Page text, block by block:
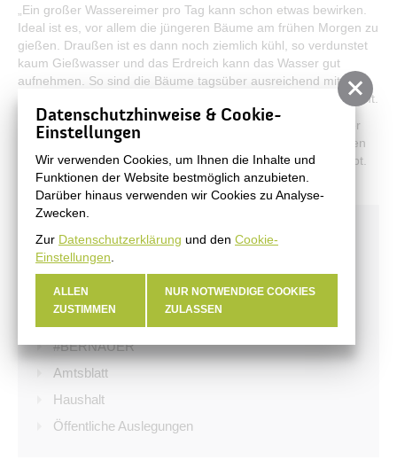
„Ein großer Wassereimer pro Tag kann schon etwas bewirken.
Ideal ist es, vor allem die jüngeren Bäume am frühen Morgen zu
gießen. Draußen ist es dann noch ziemlich kühl, so verdunstet
kaum Gießwasser und das Erdreich kann das Wasser gut
aufnehmen. So sind die Bäume tagsüber ausreichend mit
Wasser versorgt“, informiert Marco Brandt vom Grünflächenamt.
Wer also einen jüngeren Baum in seinem Garten oder an der
Straße vor seinem Haus stehen hat, kann selbst einen kleinen
Beitrag dazu leisten, dass Bernau eine Stadt im Grünen bleibt.
Aktuelles
Stadtnachrichten
Archiv
#BERNAUER
Amtsblatt
Haushalt
Öffentliche Auslegungen
Datenschutzhinweise & Cookie-
Einstellungen
Wir verwenden Cookies, um Ihnen die Inhalte und
Funktionen der Website bestmöglich anzubieten.
Darüber hinaus verwenden wir Cookies zu Analyse-
Zwecken.
Zur Datenschutzerklärung und den Cookie-
Einstellungen
ALLEN
ZUSTIMMEN
NUR NOTWENDIGE COOKIES
ZULASSEN